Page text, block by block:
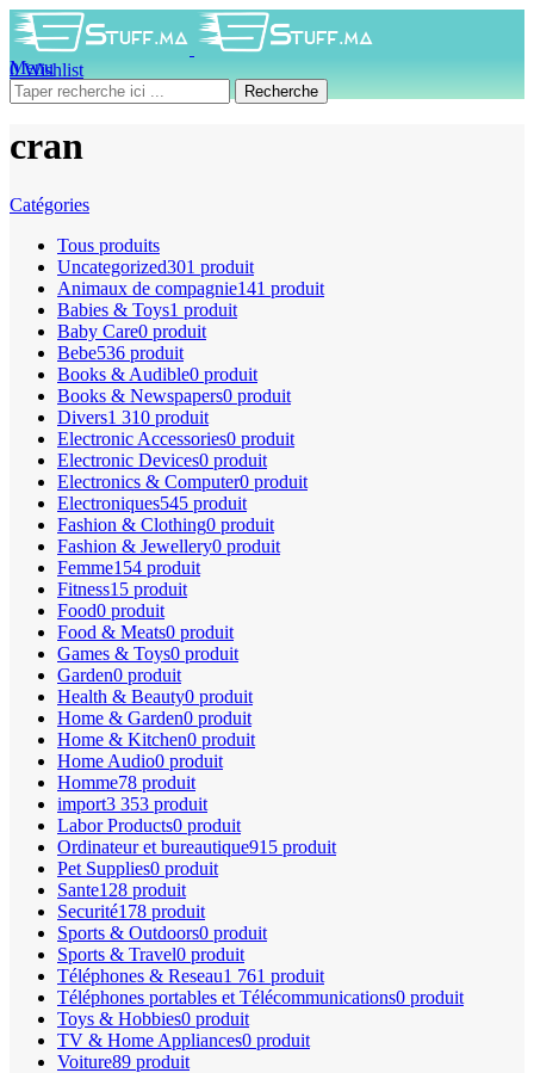
0Wishlist
0produit 0DH
Menu
Recherche
cran
Catégories
Tous produits
Uncategorized301 produit
Animaux de compagnie141 produit
Babies & Toys1 produit
Baby Care0 produit
Bebe536 produit
Books & Audible0 produit
Books & Newspapers0 produit
Divers1 310 produit
Electronic Accessories0 produit
Electronic Devices0 produit
Electronics & Computer0 produit
Electroniques545 produit
Fashion & Clothing0 produit
Fashion & Jewellery0 produit
Femme154 produit
Fitness15 produit
Food0 produit
Food & Meats0 produit
Games & Toys0 produit
Garden0 produit
Health & Beauty0 produit
Home & Garden0 produit
Home & Kitchen0 produit
Home Audio0 produit
Homme78 produit
import3 353 produit
Labor Products0 produit
Ordinateur et bureautique915 produit
Pet Supplies0 produit
Sante128 produit
Securité178 produit
Sports & Outdoors0 produit
Sports & Travel0 produit
Téléphones & Reseau1 761 produit
Téléphones portables et Télécommunications0 produit
Toys & Hobbies0 produit
TV & Home Appliances0 produit
Voiture89 produit